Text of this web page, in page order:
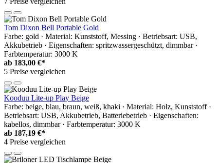
Tom Dixon Bell Portable Gold
Farbe: gold · Material: Kunststoff, Messing · Betriebsart: USB,
Akkubetrieb · Eigenschaften: spritzwassergeschützt, dimmbar ·
Farbtemperatur: 3000 K
ab 183,00 €*
5 Preise vergleichen
Kooduu Lite-up Play Beige
Farbe: beige, blau, braun, weiß, khaki · Material: Holz, Kunststoff ·
Betriebsart: USB, Akkubetrieb, Batteriebetrieb · Eigenschaften:
kabellos, dimmbar · Farbtemperatur: 3000 K
ab 187,19 €*
4 Preise vergleichen